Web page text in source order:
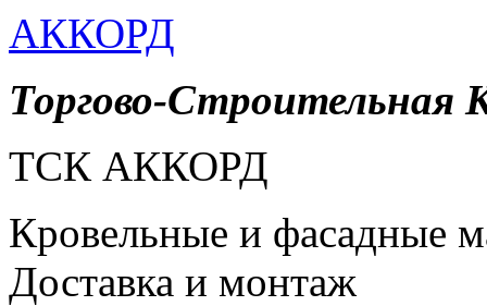
АККОРД
Торгово-Строительная
ТСК АККОРД
Кровельные и фасадные
Доставка и монтаж